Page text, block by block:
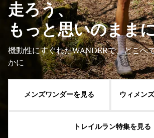
走ろう、​
もっと思いのまま
機動性にすぐれたWANDERで、​どこへ
かに
メンズワンダーを見る ウィメン
トレイルラン特集を見る